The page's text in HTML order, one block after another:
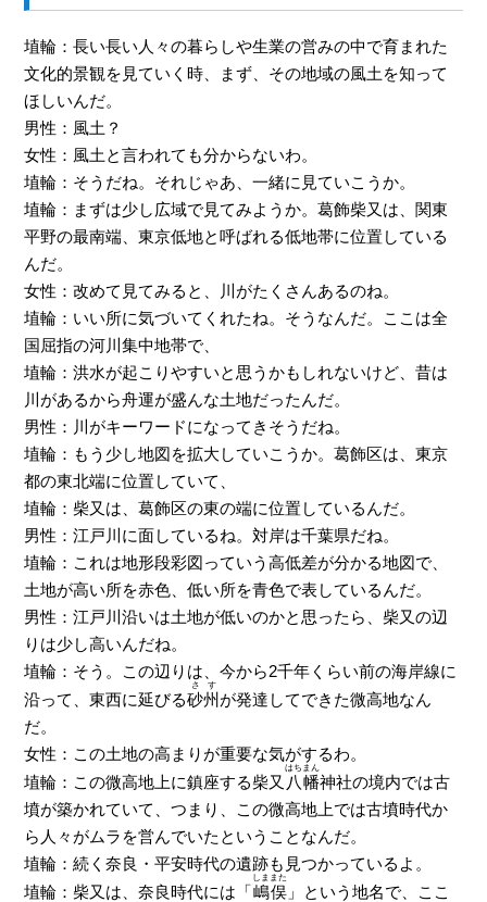
埴輪：長い長い人々の暮らしや生業の営みの中で育まれた
文化的景観を見ていく時、まず、その地域の風土を知って
ほしいんだ。
男性：風土？
女性：風土と言われても分からないわ。
埴輪：そうだね。それじゃあ、一緒に見ていこうか。
埴輪：まずは少し広域で見てみようか。葛飾柴又は、関東
平野の最南端、東京低地と呼ばれる低地帯に位置している
んだ。
女性：改めて見てみると、川がたくさんあるのね。
埴輪：いい所に気づいてくれたね。そうなんだ。ここは全
国屈指の河川集中地帯で、
埴輪：洪水が起こりやすいと思うかもしれないけど、昔は
川があるから舟運が盛んな土地だったんだ。
男性：川がキーワードになってきそうだね。
埴輪：もう少し地図を拡大していこうか。葛飾区は、東京
都の東北端に位置していて、
埴輪：柴又は、葛飾区の東の端に位置しているんだ。
男性：江戸川に面しているね。対岸は千葉県だね。
埴輪：これは地形段彩図っていう高低差が分かる地図で、
土地が高い所を赤色、低い所を青色で表しているんだ。
男性：江戸川沿いは土地が低いのかと思ったら、柴又の辺
りは少し高いんだね。
埴輪：そう。この辺りは、今から2千年くらい前の海岸線に
沿って、東西に延びる砂州
さす
が発達してできた微高地なん
だ。
女性：この土地の高まりが重要な気がするわ。
埴輪：この微高地上に鎮座する柴又 八幡
はちまん
神社の境内では古
墳が築かれていて、つまり、この微高地上では古墳時代か
ら人々がムラを営んでいたということなんだ。
埴輪：続く奈良・平安時代の遺跡も見つかっているよ。
埴輪：柴又は、奈良時代には「嶋俣
しままた
」という地名で、ここ